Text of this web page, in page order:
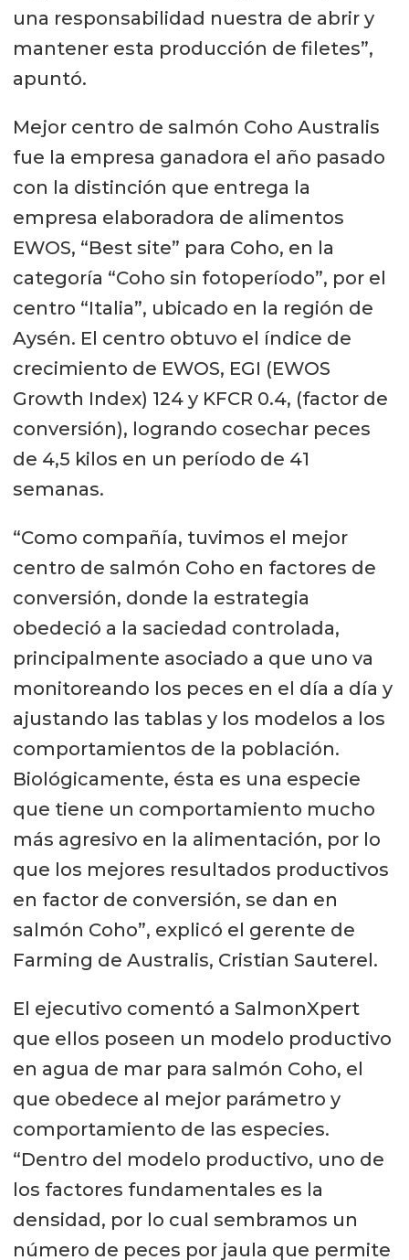
una responsabilidad nuestra de abrir y
mantener esta producción de filetes”,
apuntó.
Mejor centro de salmón Coho Australis
fue la empresa ganadora el año pasado
con la distinción que entrega la
empresa elaboradora de alimentos
EWOS, “Best site” para Coho, en la
categoría “Coho sin fotoperíodo”, por el
centro “Italia”, ubicado en la región de
Aysén. El centro obtuvo el índice de
crecimiento de EWOS, EGI (EWOS
Growth Index) 124 y KFCR 0.4, (factor de
conversión), logrando cosechar peces
de 4,5 kilos en un período de 41
semanas.
“Como compañía, tuvimos el mejor
centro de salmón Coho en factores de
conversión, donde la estrategia
obedeció a la saciedad controlada,
principalmente asociado a que uno va
monitoreando los peces en el día a día y
ajustando las tablas y los modelos a los
comportamientos de la población.
Biológicamente, ésta es una especie
que tiene un comportamiento mucho
más agresivo en la alimentación, por lo
que los mejores resultados productivos
en factor de conversión, se dan en
salmón Coho”, explicó el gerente de
Farming de Australis, Cristian Sauterel.
El ejecutivo comentó a SalmonXpert
que ellos poseen un modelo productivo
en agua de mar para salmón Coho, el
que obedece al mejor parámetro y
comportamiento de las especies.
“Dentro del modelo productivo, uno de
los factores fundamentales es la
densidad, por lo cual sembramos un
número de peces por jaula que permite